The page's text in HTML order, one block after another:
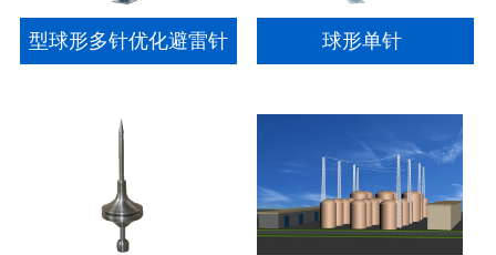
型球形多针优化避雷针 球形单针